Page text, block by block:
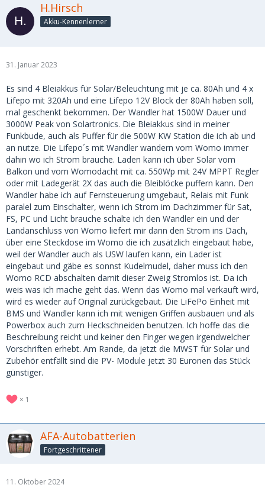
H.Hirsch
Akku-Kennenlerner
31. Januar 2023
Es sind 4 Bleiakkus für Solar/Beleuchtung mit je ca. 80Ah und 4 x
Lifepo mit 320Ah und eine Lifepo 12V Block der 80Ah haben soll,
mal geschenkt bekommen. Der Wandler hat 1500W Dauer und
3000W Peak von Solartronics. Die Bleiakkus sind in meiner
Funkbude, auch als Puffer für die 500W KW Station die ich ab und
an nutze. Die Lifepo´s mit Wandler wandern vom Womo immer
dahin wo ich Strom brauche. Laden kann ich über Solar vom
Balkon und vom Womodacht mit ca. 550Wp mit 24V MPPT Regler
oder mit Ladegerät 2X das auch die Bleiblöcke puffern kann. Den
Wandler habe ich auf Fernsteuerung umgebaut, Relais mit Funk
paralel zum Einschalter, wenn ich Strom im Dachzimmer für Sat,
FS, PC und Licht brauche schalte ich den Wandler ein und der
Landanschluss von Womo liefert mir dann den Strom ins Dach,
über eine Steckdose im Womo die ich zusätzlich eingebaut habe,
weil der Wandler auch als USW laufen kann, ein Lader ist
eingebaut und gäbe es sonnst Kudelmudel, daher muss ich den
Womo RCD abschalten damit dieser Zweig Stromlos ist. Da ich
weis was ich mache geht das. Wenn das Womo mal verkauft wird,
wird es wieder auf Original zurückgebaut. Die LiFePo Einheit mit
BMS und Wandler kann ich mit wenigen Griffen ausbauen und als
Powerbox auch zum Heckschneiden benutzen. Ich hoffe das die
Beschreibung reicht und keiner den Finger wegen irgendwelcher
Vorschriften erhebt. Am Rande, da jetzt die MWST für Solar und
Zubehör entfällt sind die PV- Module jetzt 30 Euronen das Stück
günstiger.
1
AFA-Autobatterien
Fortgeschrittener
11. Oktober 2024